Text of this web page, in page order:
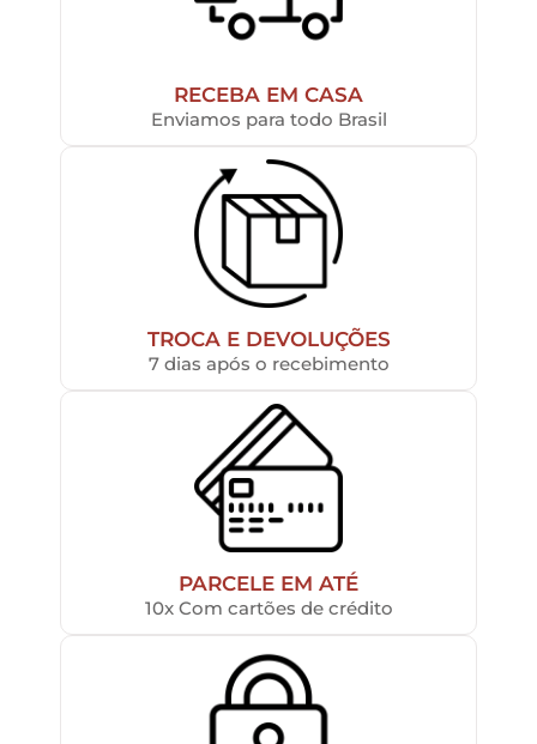
RECEBA EM CASA
Enviamos para todo Brasil
TROCA E DEVOLUÇÕES
7 dias após o recebimento
PARCELE EM ATÉ
10x Com cartões de crédito